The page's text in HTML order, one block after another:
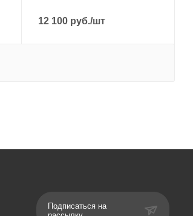
12 100 руб./шт
Подписаться на